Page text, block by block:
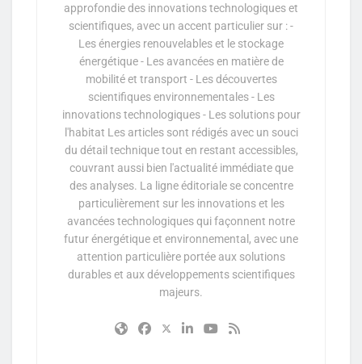
approfondie des innovations technologiques et
scientifiques, avec un accent particulier sur : -
Les énergies renouvelables et le stockage
énergétique - Les avancées en matière de
mobilité et transport - Les découvertes
scientifiques environnementales - Les
innovations technologiques - Les solutions pour
l'habitat Les articles sont rédigés avec un souci
du détail technique tout en restant accessibles,
couvrant aussi bien l'actualité immédiate que
des analyses. La ligne éditoriale se concentre
particulièrement sur les innovations et les
avancées technologiques qui façonnent notre
futur énergétique et environnemental, avec une
attention particulière portée aux solutions
durables et aux développements scientifiques
majeurs.